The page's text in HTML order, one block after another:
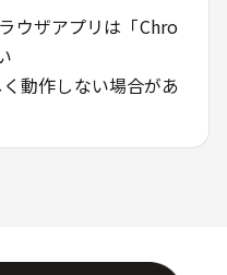
ウザアプリは「Chro
動作しない場合があ